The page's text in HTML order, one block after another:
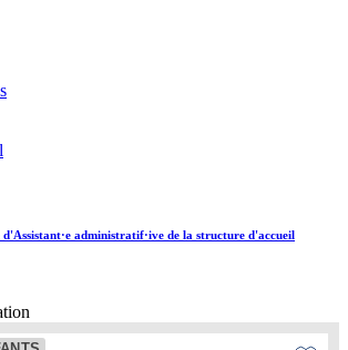
d'Assistant·e administratif·ive de la structure d'accueil